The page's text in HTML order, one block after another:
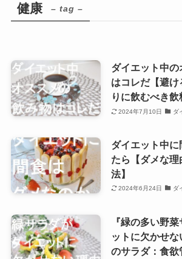
健康 – tag –
ダイエット中
はコレだ【避
りに飲むべき飲
2024年7月10日 ダ
ダイエット中
たら【ダメな
法】
2024年6月24日 ダ
『緑の多い野
ットに欠かせ
のサラダ：食欲